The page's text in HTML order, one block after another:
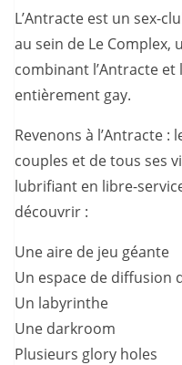
L’Antracte est un sex-
au sein de Le Complex,
combinant l’Antracte et
entièrement gay.
Revenons à l’Antracte
couples et de tous ses
lubrifiant en libre-
découvrir :
Une aire de jeu géante
Un espace de diffusion
Un labyrinthe
Une darkroom
Plusieurs glory holes